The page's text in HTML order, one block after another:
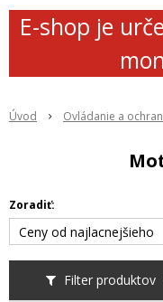
E-shop je
Úvod Ovládanie a
Filter produktov
Zoradiť:
Ceny od najlacnejšieho